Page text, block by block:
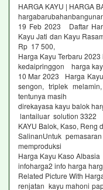
HARGA KAYU | HARGA
19 Feb 2023 Daftar
Kayu Jati dan Kayu
Rp 17 500,
Harga Kayu Terbaru
kedaipringgon harga
10 Mar 2023 Harga
sengon, triplek
tentunya masih
direkayasa kayu balok
lantailuar solution 3322
KAYU Balok, Kaso, Reng
SalinanUntuk
memproduksi
Harga Kayu Kaso
infoharga2 info harga
Related Picture With
renjatan kayu mahoni